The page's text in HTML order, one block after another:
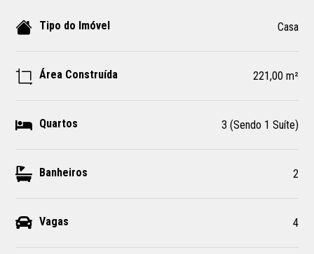
Tipo do Imóvel Casa
Área Construída 221,00 m²
Quartos 3 (Sendo 1 Suíte)
Banheiros 2
Vagas 4